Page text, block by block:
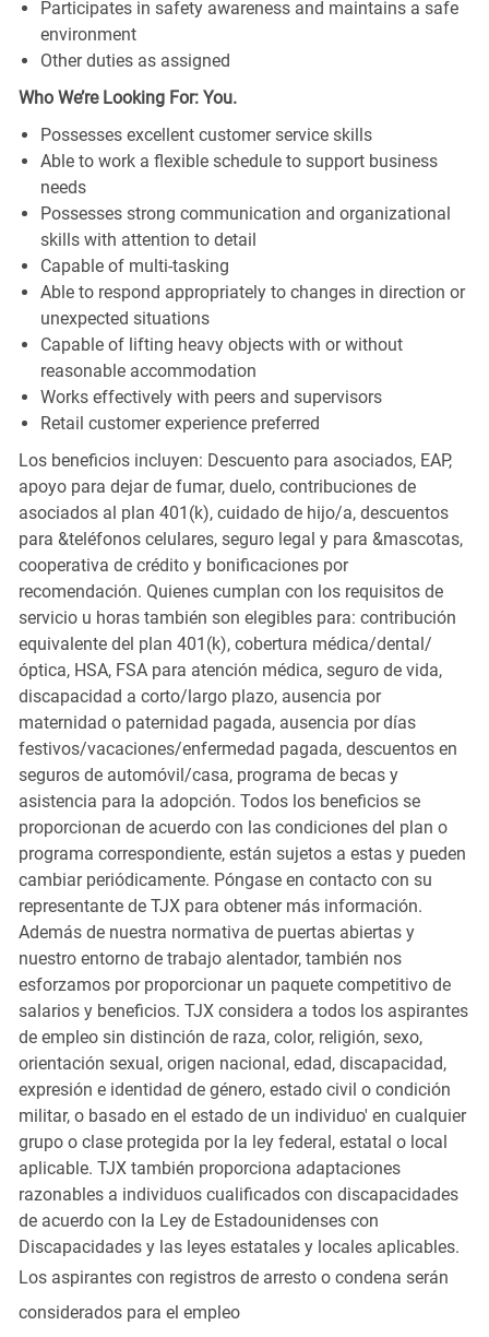
Participates in safety awareness and maintains a safe
environment
Other duties as assigned
Who We’re Looking For: You.
Possesses excellent customer service skills
Able to work a flexible schedule to support business
needs
Possesses strong communication and organizational
skills with attention to detail
Capable of multi-tasking
Able to respond appropriately to changes in direction or
unexpected situations
Capable of lifting heavy objects with or without
reasonable accommodation
Works effectively with peers and supervisors
Retail customer experience preferred
Los beneficios incluyen: Descuento para asociados, EAP,
apoyo para dejar de fumar, duelo, contribuciones de
asociados al plan 401(k), cuidado de hijo/a, descuentos
para &teléfonos celulares, seguro legal y para &mascotas,
cooperativa de crédito y bonificaciones por
recomendación. Quienes cumplan con los requisitos de
servicio u horas también son elegibles para: contribución
equivalente del plan 401(k), cobertura médica/dental/
óptica, HSA, FSA para atención médica, seguro de vida,
discapacidad a corto/largo plazo, ausencia por
maternidad o paternidad pagada, ausencia por días
festivos/vacaciones/enfermedad pagada, descuentos en
seguros de automóvil/casa, programa de becas y
asistencia para la adopción. Todos los beneficios se
proporcionan de acuerdo con las condiciones del plan o
programa correspondiente, están sujetos a estas y pueden
cambiar periódicamente. Póngase en contacto con su
representante de TJX para obtener más información.
Además de nuestra normativa de puertas abiertas y
nuestro entorno de trabajo alentador, también nos
esforzamos por proporcionar un paquete competitivo de
salarios y beneficios. TJX considera a todos los aspirantes
de empleo sin distinción de raza, color, religión, sexo,
orientación sexual, origen nacional, edad, discapacidad,
expresión e identidad de género, estado civil o condición
militar, o basado en el estado de un individuo' en cualquier
grupo o clase protegida por la ley federal, estatal o local
aplicable. TJX también proporciona adaptaciones
razonables a individuos cualificados con discapacidades
de acuerdo con la Ley de Estadounidenses con
Discapacidades y las leyes estatales y locales aplicables.
Los aspirantes con registros de arresto o condena serán
considerados para el empleo